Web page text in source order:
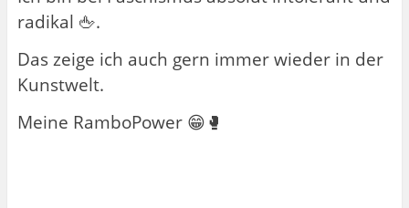
radikal 🖕.
Das zeige ich auch gern immer wieder in der
Kunstwelt.
Meine RamboPower 😁🥊